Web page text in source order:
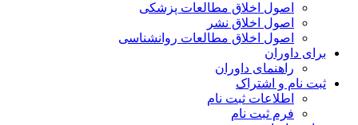
اصول اخلاق مطالعات پزشکی
اصول اخلاق نشر
اصول اخلاق مطالعات روانشناسی
برای داوران
راهنمای داوران
ثبت نام و اشتراک
اطلاعات ثبت نام
فرم ثبت نام